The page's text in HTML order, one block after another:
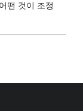
떤 것이 조정